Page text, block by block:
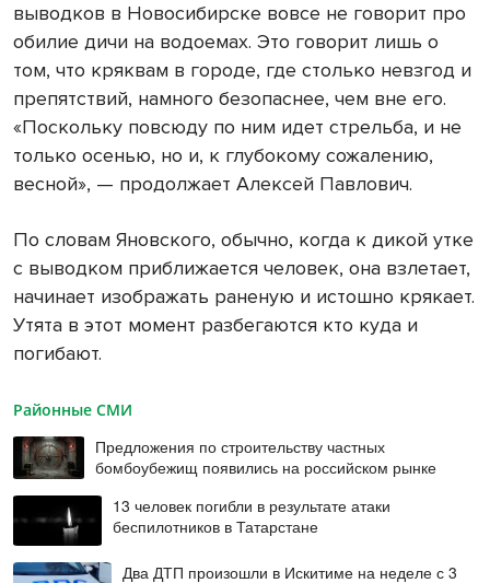
выводков в Новосибирске вовсе не говорит про
обилие дичи на водоемах. Это говорит лишь о
том, что кряквам в городе, где столько невзгод и
препятствий, намного безопаснее, чем вне его.
«Поскольку повсюду по ним идет стрельба, и не
только осенью, но и, к глубокому сожалению,
весной», — продолжает Алексей Павлович.
По словам Яновского, обычно, когда к дикой утке
с выводком приближается человек, она взлетает,
начинает изображать раненую и истошно крякает.
Утята в этот момент разбегаются кто куда и
погибают.
Районные СМИ
Предложения по строительству частных
бомбоубежищ появились на российском рынке
13 человек погибли в результате атаки
беспилотников в Татарстане
Два ДТП произошли в Искитиме на неделе с 3